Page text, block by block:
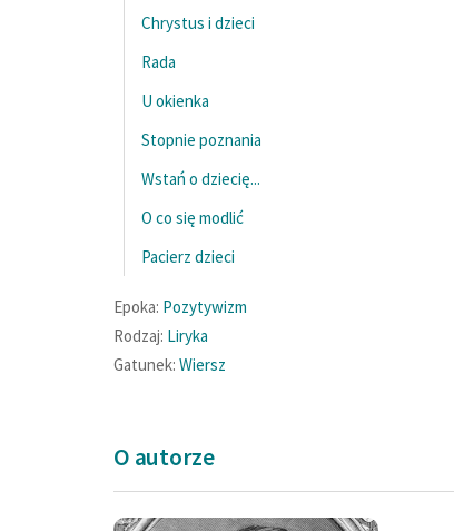
Chrystus i dzieci
Rada
U okienka
Stopnie poznania
Wstań o dziecię...
O co się modlić
Pacierz dzieci
Epoka: Pozytywizm
Rodzaj: Liryka
Gatunek: Wiersz
O autorze